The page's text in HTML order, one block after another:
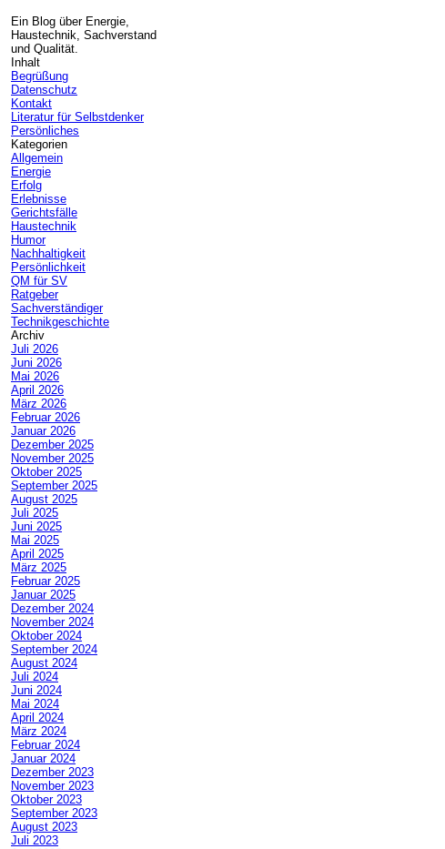
Ein Blog über Energie,
Haustechnik, Sachverstand
und Qualität.
Inhalt
Begrüßung
Datenschutz
Kontakt
Literatur für Selbstdenker
Persönliches
Kategorien
Allgemein
Energie
Erfolg
Erlebnisse
Gerichtsfälle
Haustechnik
Humor
Nachhaltigkeit
Persönlichkeit
QM für SV
Ratgeber
Sachverständiger
Technikgeschichte
Archiv
Juli 2026
Juni 2026
Mai 2026
April 2026
März 2026
Februar 2026
Januar 2026
Dezember 2025
November 2025
Oktober 2025
September 2025
August 2025
Juli 2025
Juni 2025
Mai 2025
April 2025
März 2025
Februar 2025
Januar 2025
Dezember 2024
November 2024
Oktober 2024
September 2024
August 2024
Juli 2024
Juni 2024
Mai 2024
April 2024
März 2024
Februar 2024
Januar 2024
Dezember 2023
November 2023
Oktober 2023
September 2023
August 2023
Juli 2023